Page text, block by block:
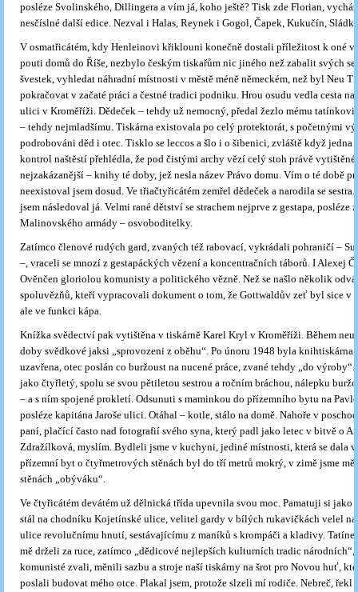
posléze Svolinského, Dillingera a vím já, koho ještě? Tisk zde Florian,
nesčíslné další edice. Nezval i Halas, Reynek i Gogol, Čapek, Kukučín,
V osmatřicátém, kdy Henleinovi křiklouni konečně dostali příležitost k oné
pouti domů do Říše, nezbylo českým tiskařům nic jiného než zabalit svých
švestek, vyhledat náhradní místnosti v městě méně německém, než byl Neu
pokračovat v začaté práci a čestné tradici podniku. Hrou osudu vedla cesta
ulici v Kroměříži. Dědeček – tehdy už nemocný, předal žezlo mému
– tehdy nejmladšímu. Tiskárna existovala po celý protektorát, s početnými
podrobováni děd i otec. Tisklo se leccos a šlo i o šibenici, zvláště když jedna
kontrol naštěstí přehlédla, že pod čistými archy vězí celý stoh právě vytištěné
nejzakázanější – knihy té doby, jež nesla název Právo domu. Vím o té době
neexistoval jsem dosud. Ve třiačtyřicátém zemřel dědeček a narodila se
jsem následoval já. Velmi rané dětství se strachem nejprve z gestapa, posléze
Malinovského armády – osvoboditelky.
Zatímco členové rudých gard, zvaných též rabovací, vykrádali pohraničí –
–, vraceli se mnozí z gestapáckých vězení a koncentračních táborů. I Alexej
Ověnčen gloriolou komunisty a politického vězně. Než se našlo několik
spoluvězňů, kteří vypracovali dokument o tom, že Gottwaldův zeť byl sice v
ale ve funkci kápa.
Knížka svědectví pak vytištěna v tiskárně Karel Kryl v Kroměříži. Během
doby svědkové jaksi „sprovozeni z oběhu“. Po únoru 1948 byla knihtiskárna
uzavřena, otec poslán co buržoust na nucené práce, zvané tehdy „do výroby“.
jako čtyřletý, spolu se svou pětiletou sestrou a ročním bráchou, nálepku
– a s ním spojené prokletí. Odsunuti s maminkou do přízemního bytu na
posléze kapitána Jaroše ulici. Otáhal – kotle, stálo na domě. Nahoře v
paní, plačící často nad fotografií svého syna, který padl jako letec v bitvě o
Zdražílková, myslím. Bydleli jsme v kuchyni, jediné místnosti, která se dala
přízemní byt o čtyřmetrových stěnách byl do tří metrů mokrý, v zimě jsme
stěnách „obýváku“.
Ve čtyřicátém devátém už dělnická třída upevnila svou moc. Pamatuji si jako
stál na chodníku Kojetínské ulice, velitel gardy v bílých rukavičkách velel na
ulice revolučnímu hnutí, sestávajícímu z maníků s krompáči a kladivy.
mě drželi za ruce, zatímco „dědicové nejlepších kulturních tradic národních“,
komunisté zvali, měnili sazbu a stroje naší tiskárny na šrot pro Novou huť,
poslali budovat mého otce. Plakal jsem, protože slzeli mí rodiče. Nebreč, řekl